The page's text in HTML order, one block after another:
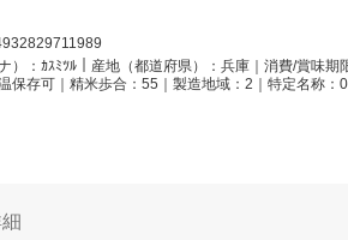
）：ｶｽﾐﾂﾙ｜産地（都道府県）：兵庫｜消費/賞味
保存可｜精米歩合：55｜製造地域：2｜特定名称：